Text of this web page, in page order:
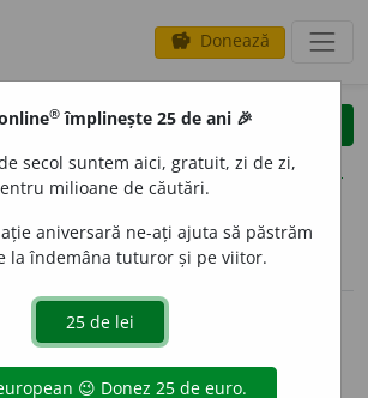
savings Donează
clear
opțiuni
volume_up (4)
1011979:
® împlinește 25 de ani 🎉
secol suntem aici, gratuit, zi de zi,
milioane de căutări.
aniversară ne-ați ajuta să păstrăm
la îndemâna tuturor și pe viitor.